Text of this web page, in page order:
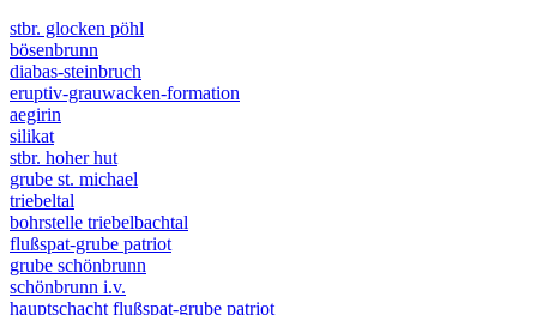
stbr. glocken pöhl
bösenbrunn
diabas-steinbruch
eruptiv-grauwacken-formation
aegirin
silikat
stbr. hoher hut
grube st. michael
triebeltal
bohrstelle triebelbachtal
flußspat-grube patriot
grube schönbrunn
schönbrunn i.v.
hauptschacht flußspat-grube patriot